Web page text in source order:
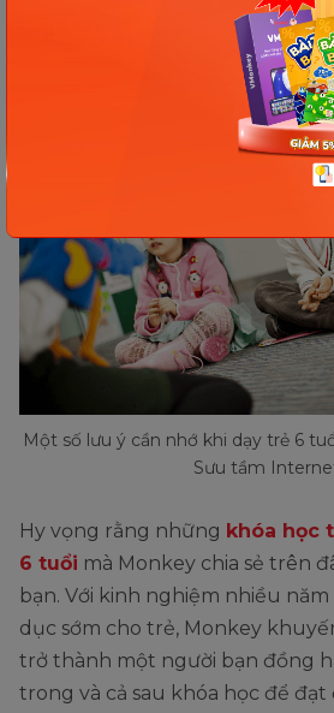
tạo ra những thành công
tự tin và động lực hơn
Một số lưu ý cần nhớ khi dạy trẻ 6
Sưu tầm
Hy vọng rằng những khóa học
6 tuổi mà Monkey chia sẻ trên
bạn. Với kinh nghiệm nhiều
dục sớm cho trẻ, Monkey
trở thành một người bạn đồng
trong và cả sau khóa học để